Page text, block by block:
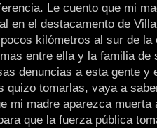
Le cuento que mi
en el destacamento de
kilómetros al sur de la
entre ella y la familia de
denuncias a esta gente y
quizo tomarlas, vaya a
mi madre aparezca muerta
que la fuerza pública